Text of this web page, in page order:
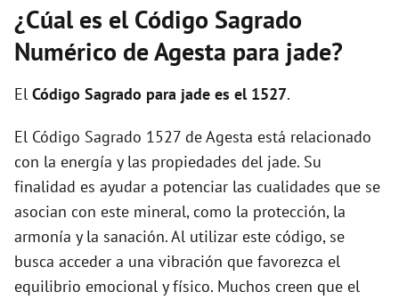
V
i
e
o
¿Cúal es el Código Sagrado
Numérico de Agesta para jade?
El Código Sagrado para jade es el 1527.
El Código Sagrado 1527 de Agesta está relacionado
con la energía y las propiedades del jade. Su
finalidad es ayudar a potenciar las cualidades que se
asocian con este mineral, como la protección, la
armonía y la sanación. Al utilizar este código, se
busca acceder a una vibración que favorezca el
equilibrio emocional y físico. Muchos creen que el